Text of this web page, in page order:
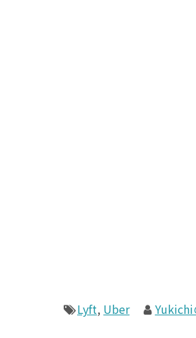
Lyft, Uber Yukichi